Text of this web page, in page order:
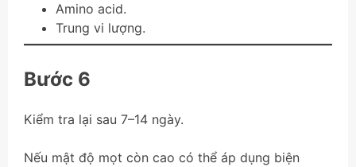
Amino acid.
Trung vi lượng.
Bước 6
Kiểm tra lại sau 7–14 ngày.
Nếu mật độ mọt còn cao có thể áp dụng biện